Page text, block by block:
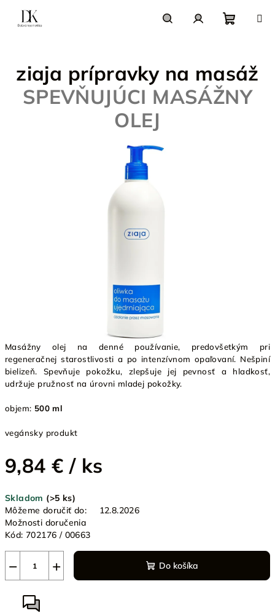
obsah
košík
Masážny olej na denné používanie, predovšetkým pri
regeneračnej starostlivosti a po intenzívnom opaľovaní. Nešpiní
bielizeň. Spevňuje pokožku, zlepšuje jej pevnosť a hladkosť,
udržuje pružnosť na úrovni mladej pokožky.
objem: 500 ml
vegánsky produkt
9,84 € / ks
cena:
Skladom (>5 ks)
Môžeme doručiť do:
12.8.2026
Možnosti doručenia
Kód: 702176 / 00663
+
− Do košíka
ziaja prípravky na masáž
SPEVŇUJÚCI MASÁŽNY
OLEJ